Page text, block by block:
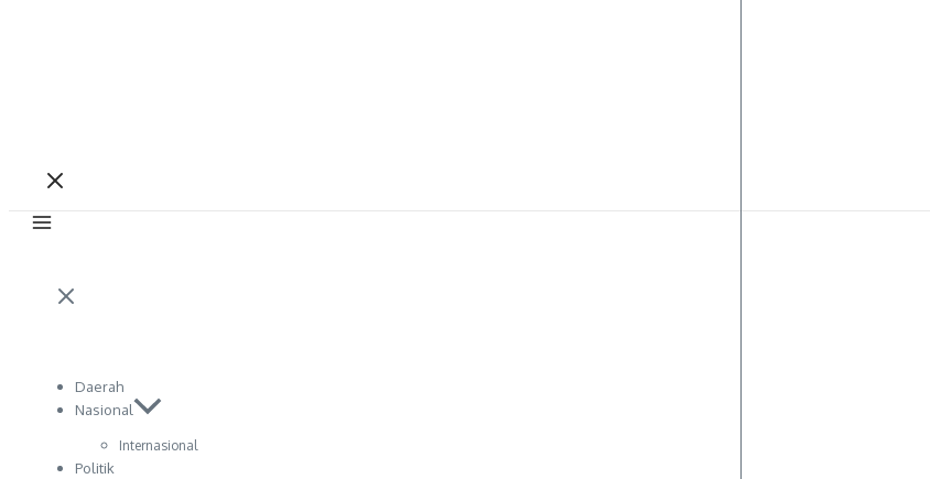
Daerah
Nasional
Internasional
Politik